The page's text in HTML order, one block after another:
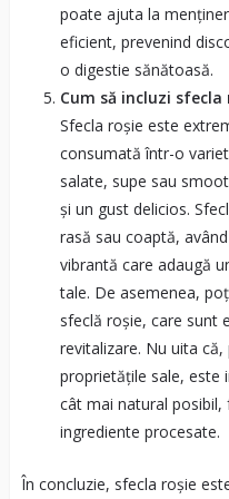
poate ajuta la
eficient, prevenind
o digestie sănătoasă.
Cum să incluzi
Sfecla roșie este
consumată într-o
salate, supe sau
și un gust delicios.
rasă sau coaptă,
vibrantă care adaugă
tale. De asemenea,
sfeclă roșie, care sunt
revitalizare. Nu uita
proprietățile sale, este
cât mai natural posibil,
ingrediente procesate.
În concluzie, sfecla roșie